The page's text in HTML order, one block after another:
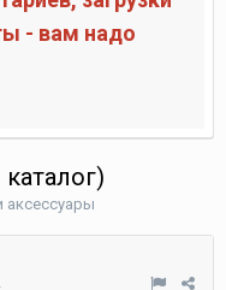
- вам надо
аксессуары